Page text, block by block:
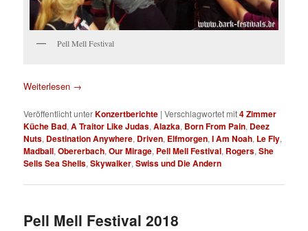
Pell Mell Festival
Weiterlesen →
Veröffentlicht unterKonzertberichte |Verschlagwortet mit4 Zimmer
Küche Bad,A Traitor Like Judas,Alazka, Born From Pain, Deez
Nuts, Destination Anywhere, Driven, Elfmorgen,I Am Noah, Le Fly,
Madball,Obererbach,Our Mirage, Pell Mell Festival, Rogers,She
Sells Sea Shells,Skywalker,Swiss und Die Andern
Pell Mell Festival 2018